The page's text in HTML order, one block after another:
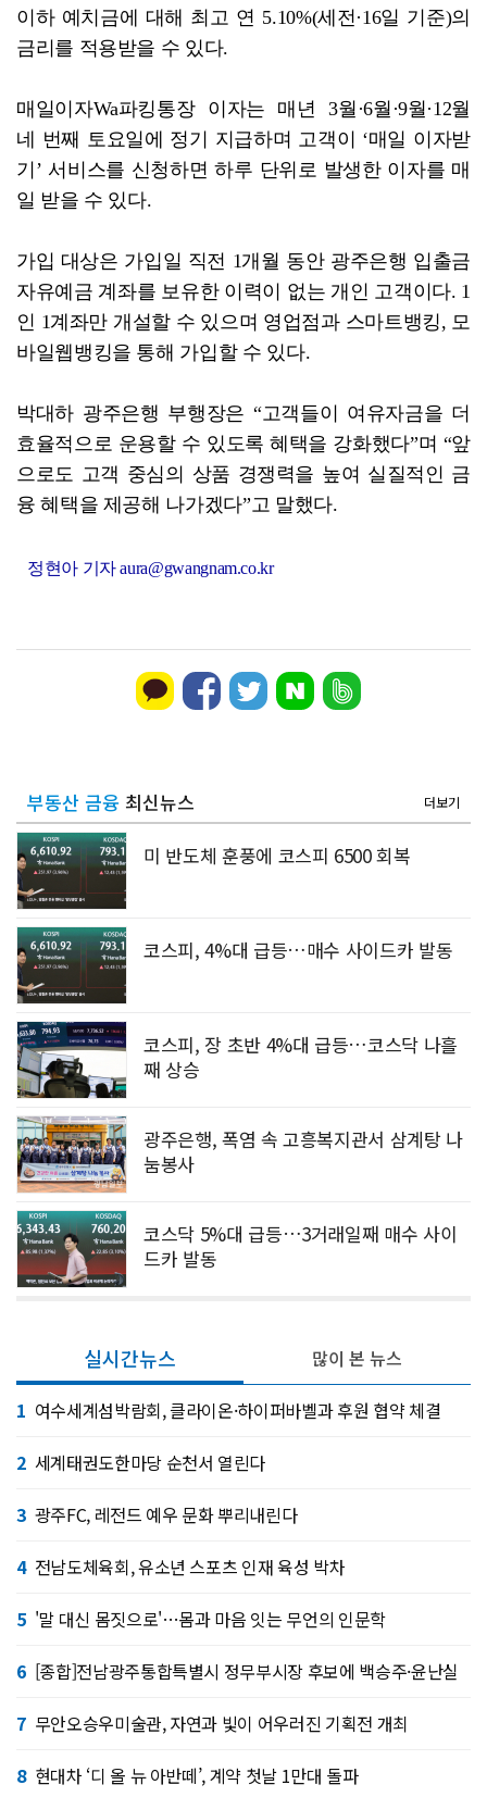
이하 예치금에 대해 최고 연 5.10%(세전·16일 기준)의
금리를 적용받을 수 있다.
매일이자Wa파킹통장 이자는 매년 3월·6월·9월·12월
네 번째 토요일에 정기 지급하며 고객이 ‘매일 이자받
기’ 서비스를 신청하면 하루 단위로 발생한 이자를 매
일 받을 수 있다.
가입 대상은 가입일 직전 1개월 동안 광주은행 입출금
자유예금 계좌를 보유한 이력이 없는 개인 고객이다. 1
인 1계좌만 개설할 수 있으며 영업점과 스마트뱅킹, 모
바일웹뱅킹을 통해 가입할 수 있다.
박대하 광주은행 부행장은 “고객들이 여유자금을 더
효율적으로 운용할 수 있도록 혜택을 강화했다”며 “앞
으로도 고객 중심의 상품 경쟁력을 높여 실질적인 금
융 혜택을 제공해 나가겠다”고 말했다.
정현아 기자 aura@gwangnam.co.kr
부동산 금융 최신뉴스 더보기
미 반도체 훈풍에 코스피 6500 회복
코스피, 4%대 급등…매수 사이드카 발동
코스피, 장 초반 4%대 급등…코스닥 나흘
째 상승
광주은행, 폭염 속 고흥복지관서 삼계탕 나
눔봉사
코스닥 5%대 급등…3거래일째 매수 사이
드카 발동
실시간뉴스
1 여수세계섬박람회, 클라이온·하이퍼바벨과 후원 협약 체결
2 세계태권도한마당 순천서 열린다
3 광주FC, 레전드 예우 문화 뿌리내린다
4 전남도체육회, 유소년 스포츠 인재 육성 박차
5 '말 대신 몸짓으로'…몸과 마음 잇는 무언의 인문학
6 [종합]전남광주통합특별시 정무부시장 후보에 백승주·윤난실
7 무안오승우미술관, 자연과 빛이 어우러진 기획전 개최
8 현대차 ‘디 올 뉴 아반떼’, 계약 첫날 1만대 돌파
많이 본 뉴스